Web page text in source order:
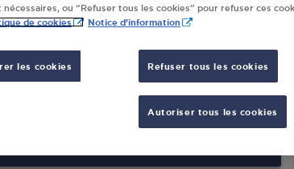
11
COMMERCIAL - ROUTE DE LA
ou “Refuser tous les cookies” pour refuser ces
de cookies Notice d'information
les cookies Refuser tous les cookies
Autoriser tous les cookies